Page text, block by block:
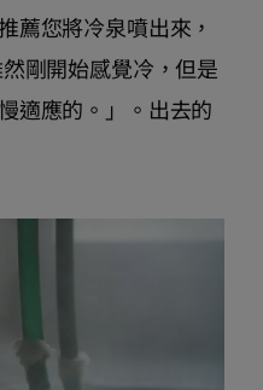
薦您將冷泉噴出來，
剛開始感覺冷，但是
適應的。」。出去的